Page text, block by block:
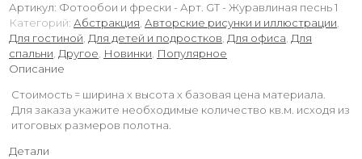
Артикул: Фотообои и фрески - Арт. GT - Журавлиная песнь 1
Категорий: Абстракция, Авторские рисунки и иллюстрации,
Для гостиной, Для детей и подростков, Для офиса, Для
спальни, Другое, Новинки, Популярное
Описание
Стоимость = ширина х высота х базовая цена материала.
Для заказа укажите необходимые количество кв.м. исходя из
итоговых размеров полотна.
Детали